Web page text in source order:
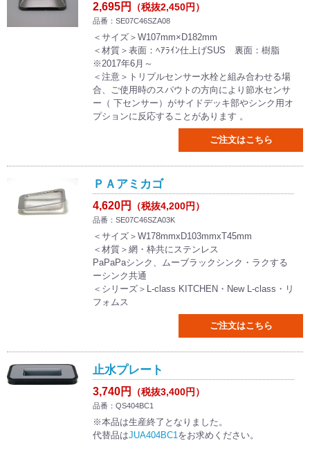
2,695円 （税抜2,450円）
品番：SE07C46SZA08
＜サイズ＞W107mm×D182mm
＜材質＞表面：ﾍｱﾗｲﾝ仕上げSUS 裏面：樹脂
※2017年6月～
＜注意＞トリプルセンサー水栓と組み合わせる場
合、ご使用時のスパウトの方向により節水センサ
ー（ 下センサー）がサイドデッキ部やシンク用オ
プションに反応することがあります 。
ご注文はこちら
ＰＡアミカゴ
4,620円 （税抜4,200円）
品番：SE07C46SZA03K
＜サイズ＞W178mmxD103mmxT45mm
＜材質＞網・枠共にステンレス
PaPaPaシンク、ムーブラックシンク・ラクする
ーシンク共通
＜シリーズ＞L-class KITCHEN・New L-class・リ
フォムス
ご注文はこちら
止水プレート
3,740円 （税抜3,400円）
品番：QS404BC1
※本品は生産終了となりました。
代替品はJUA404BC1をお求めください。